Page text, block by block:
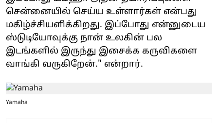
சென்னையில் செய்ய உள்ளார்கள் என்பது
மகிழ்ச்சியளிக்கிறது. இப்போது என்னுடைய
ஸ்டுடியோவுக்கு நான் உலகின் பல
இடங்களில் இருந்து இசைக்க கருவிகளை
வாங்கி வருகிறேன்." என்றார்.
Yamaha